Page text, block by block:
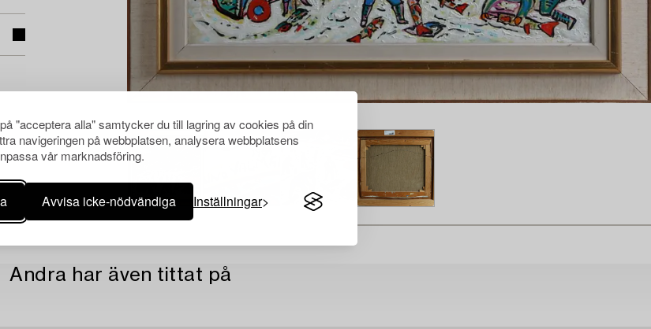
"acceptera alla" samtycker du till lagring av cookies på din
navigeringen på webbplatsen, analysera webbplatsens
vår marknadsföring.
Avvisa icke-nödvändiga Inställningar
Andra har även tittat på